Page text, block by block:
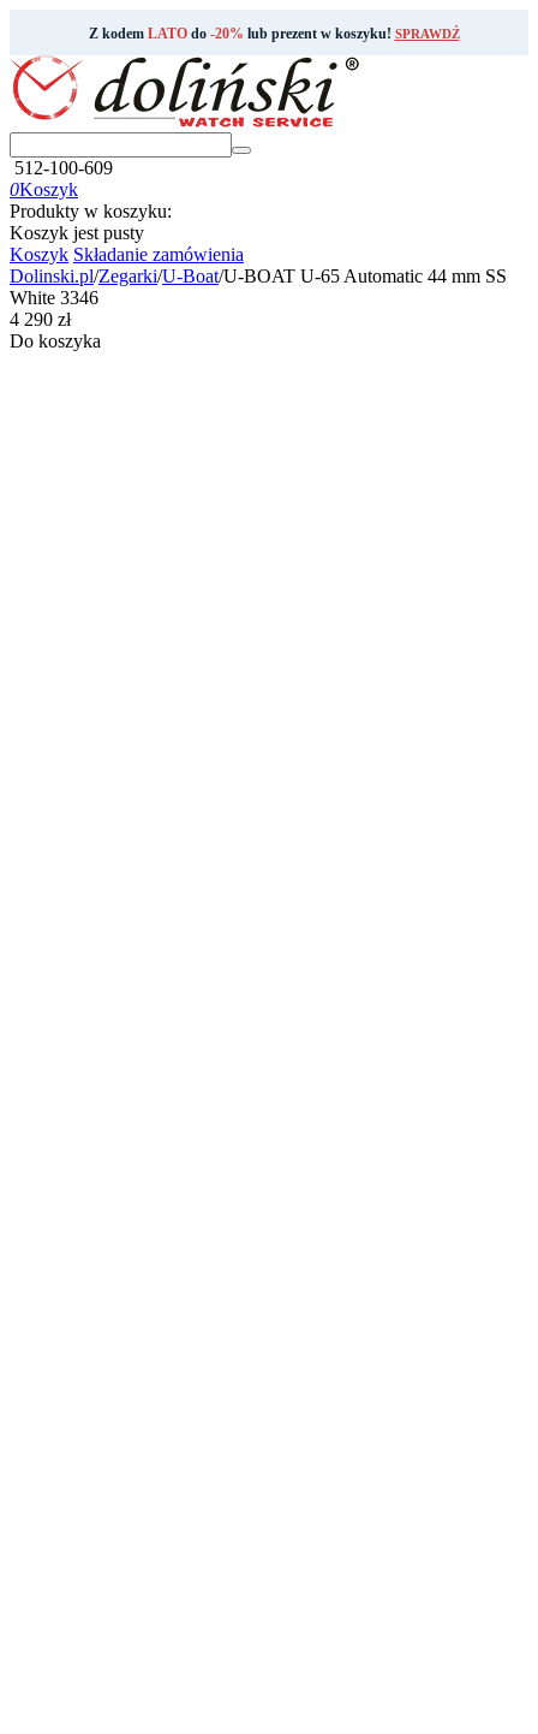
Z kodem LATOdo -20% lub prezent w koszyku! SPRAWDŹ
512-100-609
0Koszyk
Produkty w koszyku:
Koszyk jest pusty
Koszyk Składanie zamówienia
Dolinski.pl/Zegarki/U-Boat/U-BOAT U-65 Automatic 44 mm SS
White 3346
‍4 290‍ zł
Do koszyka